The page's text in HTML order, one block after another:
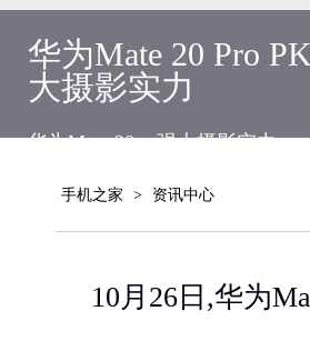
华为Mate 20 Pro
大摄影实力
华为Mate 20 强大摄影实力
手机之家 > 资讯中心
10月26日,华为